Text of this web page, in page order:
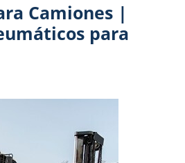
Camiones |
para